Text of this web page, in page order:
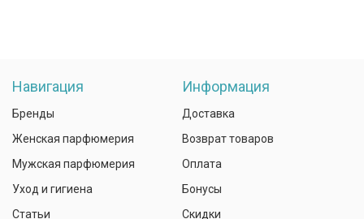
Навигация
Бренды
Женская парфюмерия
Мужская парфюмерия
Уход и гигиена
Статьи
Информация
Доставка
Возврат товаров
Оплата
Бонусы
Скидки